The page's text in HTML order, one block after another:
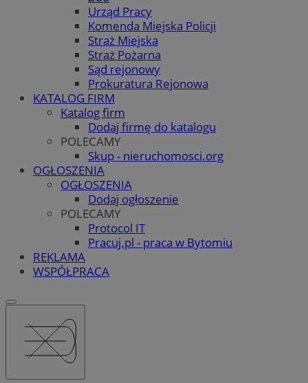
Urząd Pracy
Komenda Miejska Policji
Straż Miejska
Straż Pożarna
Sąd rejonowy
Prokuratura Rejonowa
KATALOG FIRM
Katalog firm
Dodaj firmę do katalogu
POLECAMY
Skup - nieruchomosci.org
OGŁOSZENIA
OGŁOSZENIA
Dodaj ogłoszenie
POLECAMY
Protocol IT
Pracuj.pl - praca w Bytomiu
REKLAMA
WSPÓŁPRACA